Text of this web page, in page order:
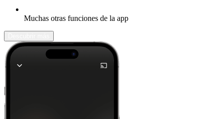
Muchas otras funciones de la app